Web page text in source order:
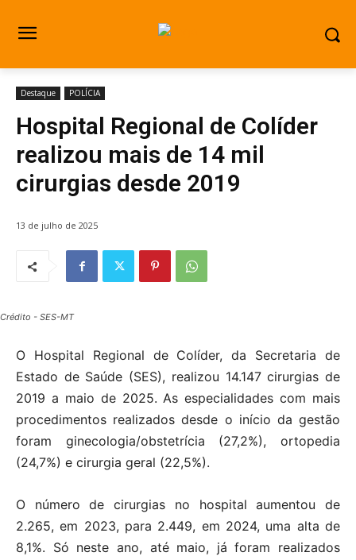
Destaque POLÍCIA
Hospital Regional de Colíder
realizou mais de 14 mil
cirurgias desde 2019
13 de julho de 2025
Crédito - SES-MT
O Hospital Regional de Colíder, da Secretaria de
Estado de Saúde (SES), realizou 14.147 cirurgias de
2019 a maio de 2025. As especialidades com mais
procedimentos realizados desde o início da gestão
foram ginecologia/obstetrícia (27,2%), ortopedia
(24,7%) e cirurgia geral (22,5%).
O número de cirurgias no hospital aumentou de
2.265, em 2023, para 2.449, em 2024, uma alta de
8,1%. Só neste ano, até maio, já foram realizados